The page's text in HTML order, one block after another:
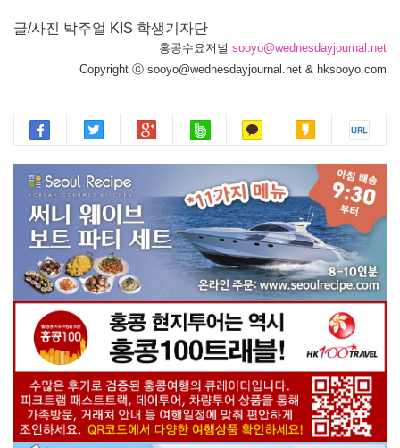
글/사진 박주얼 KIS 학생기자단
홍콩수요저널 sooyo@wednesdayjournal.net
Copyright ⓒ sooyo@wednesdayjournal.net & hksooyo.com